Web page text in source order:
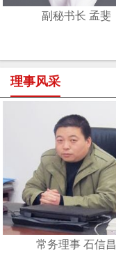
副秘书长 孟斐
理事风采
常务理事 石信昌